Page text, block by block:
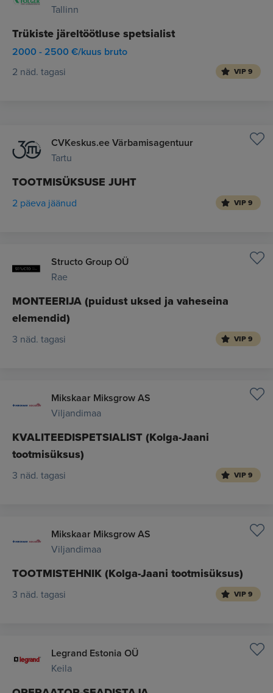
Tallinn
Trükiste järeltöötluse spetsialist
2000 - 2500 €/kuus bruto
2 näd. tagasi VIP 9
CVKeskus.ee Värbamisagentuur
Tartu
TOOTMISÜKSUSE JUHT
2 päeva jäänud VIP 9
Structo Group OÜ
Rae
MONTEERIJA (puidust uksed ja vaheseina
elemendid)
3 näd. tagasi VIP 9
Mikskaar Miksgrow AS
Viljandimaa
KVALITEEDISPETSIALIST (Kolga-Jaani
tootmisüksus)
3 näd. tagasi VIP 9
Mikskaar Miksgrow AS
Viljandimaa
TOOTMISTEHNIK (Kolga-Jaani tootmisüksus)
3 näd. tagasi VIP 9
Legrand Estonia OÜ
Keila